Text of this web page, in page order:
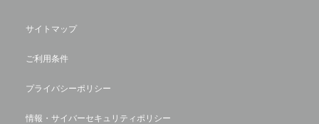
サイトマップ
ご利用条件
プライバシーポリシー
情報・サイバーセキュリティポリシー